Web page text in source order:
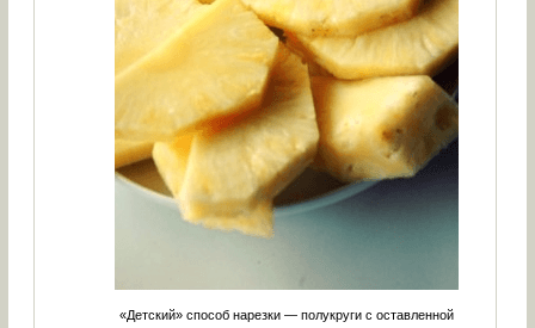
«Детский» способ нарезки — полукруги с оставленной